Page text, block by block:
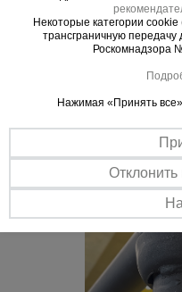
Позволяет создавать
перекрытий до лестничных
достигаемых высот.
Более быстрое и простое
от традиционных систем.
Некоторые категории
трансграничную
Роскомнадзора
Нажимая «Принять